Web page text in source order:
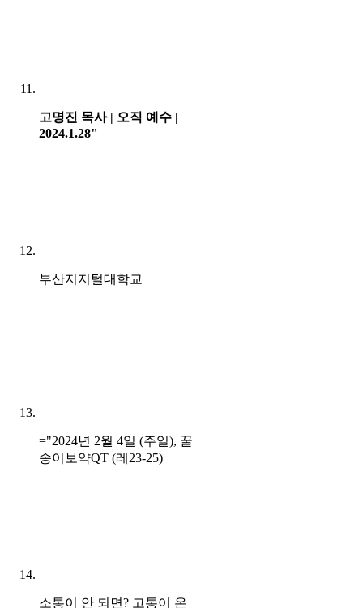
고명진 목사 | 오직 예수 |
2024.1.28"
부산지지털대학교
="2024년 2월 4일 (주일), 꿀
송이보약QT (레23-25)
소통이 안 되면? 고통이 온